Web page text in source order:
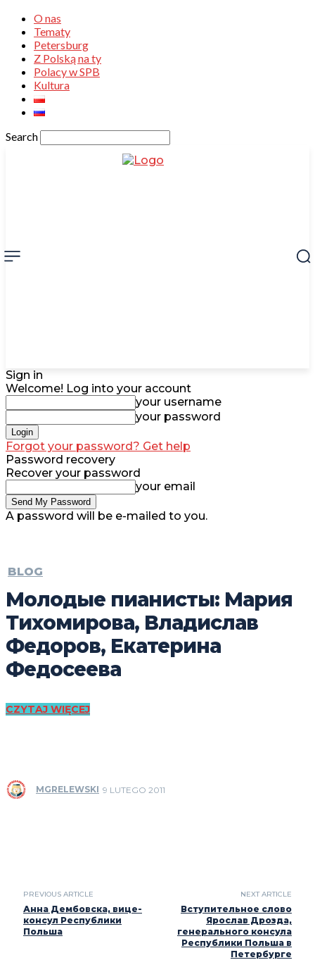
O nas
Tematy
Petersburg
Z Polską na ty
Polacy w SPB
Kultura
Search
Sign in
Welcome! Log into your account
your username
your password
Forgot your password? Get help
Password recovery
Recover your password
your email
A password will be e-mailed to you.
BLOG
Молодые пианисты: Мария
Тихомирова, Владислав
Федоров, Екатерина
Федосеева
CZYTAJ WIĘCEJ
MGRELEWSKI 9 LUTEGO 2011
PREVIOUS ARTICLE
Анна Дембовска, вице-
консул Республики
Польша
NEXT ARTICLE
Вступительное слово
Ярослав Дрозда,
генерального консула
Республики Польша в
Петербурге